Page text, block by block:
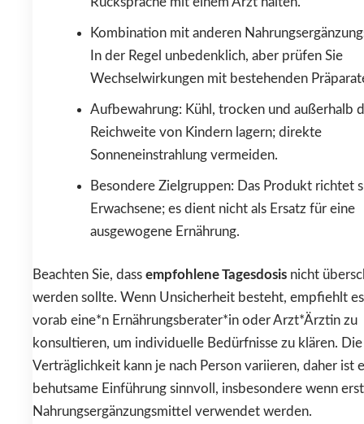
Kombination mit anderen
In der Regel unbedenklich, aber prüfen Sie
Wechselwirkungen mit bestehenden
Aufbewahrung: Kühl, trocken und außerhalb
Reichweite von Kindern lagern; direkte
Sonneneinstrahlung vermeiden.
Besondere Zielgruppen: Das Produkt richtet
Erwachsene; es dient nicht als Ersatz für eine
ausgewogene Ernährung.
Beachten Sie, dass empfohlene Tagesdosis nicht
werden sollte. Wenn Unsicherheit besteht, empfiehlt
vorab eine*n Ernährungsberater*in oder Arzt*Ärztin zu
konsultieren, um individuelle Bedürfnisse zu klären. Die
Verträglichkeit kann je nach Person variieren, daher ist
behutsame Einführung sinnvoll, insbesondere wenn
Nahrungsergänzungsmittel verwendet werden.